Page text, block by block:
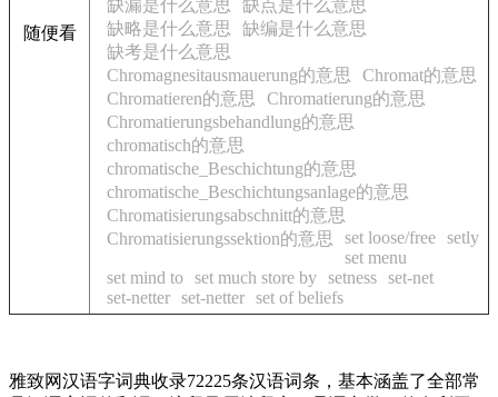
随便看
缺漏是什么意思
缺点是什么意思
缺略是什么意思
缺编是什么意思
缺考是什么意思
Chromagnesitausmauerung的意思
Chromat的意思
Chromatieren的意思
Chromatierung的意思
Chromatierungsbehandlung的意思
chromatisch的意思
chromatische_Beschichtung的意思
chromatische_Beschichtungsanlage的意思
Chromatisierungsabschnitt的意思
Chromatisierungssektion的意思
set loose/free setly
set menu
set mind to set much store by setness set-net
set-netter set-netter set of beliefs
雅致网汉语字词典收录72225条汉语词条，基本涵盖了全部常